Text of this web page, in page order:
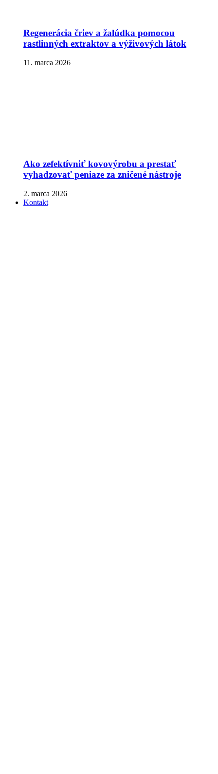
Regenerácia čriev a žalúdka pomocou
rastlinných extraktov a výživových látok
11. marca 2026
Ako zefektívniť kovovýrobu a prestať
vyhadzovať peniaze za zničené nástroje
2. marca 2026
Kontakt